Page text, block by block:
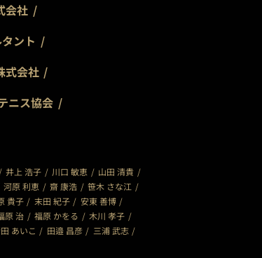
会社
ント
式会社
ニス協会
井上 浩子 川口 敏恵
山田 清貴
河原 利恵 齋 康浩
笹木 さな江
貴子 末田 紀子
安東 善博
原 治 福原 かをる
木川 孝子
あいこ 田邉 昌彦
三浦 武志